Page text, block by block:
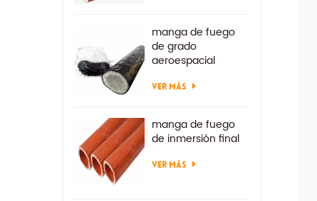
manga de fuego
de grado
aeroespacial
VER MÁS
manga de fuego
de inmersión final
VER MÁS